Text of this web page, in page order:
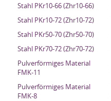
Stahl PKr10-66 (Zhr10-66)
Stahl PKr10-72 (Zhr10-72)
Stahl PKr50-70 (Zhr50-70)
Stahl PKr70-72 (Zhr70-72)
Pulverförmiges Material
FMK-11
Pulverförmiges Material
FMK-8